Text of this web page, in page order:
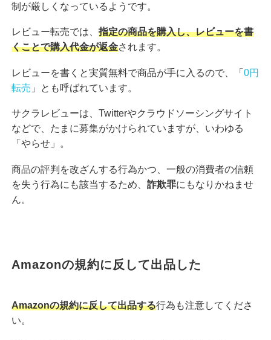
制が厳しくなっているようです。
レビュー転売では、 指定の商品を購入し、レビューを書
くことで購入代金が返金されます。
レビューを書くと実質無料で商品が手に入るので、「 0円
転売 」とも呼ばれています。
サクラレビューは、Twitterやクラウドソーシングサイト
などで、たまに募集がかけられていますが、いわゆる
「やらせ」。
商品の評判を改ざんする行為かつ、一般の消費者の信頼
を失う行為にも該当するため、 詐欺罪にもなりかねませ
ん。
Amazonの規約に反して出品した
Amazonの規約に反して出品する行為も注意してくださ
い。